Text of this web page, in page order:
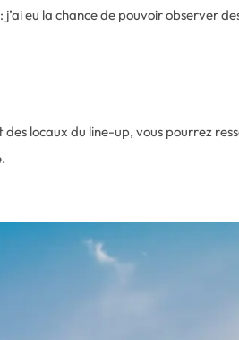
eu la chance de pouvoir observer
des locaux du line-up, vous pourrez